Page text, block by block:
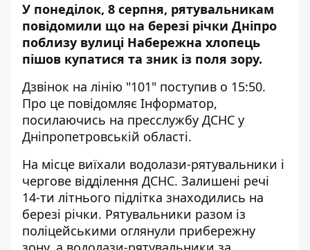
У понеділок, 8 серпня, рятувальникам
повідомили що на березі річки Дніпро
поблизу вулиці Набережна хлопець
пішов купатися та зник із поля зору.
Дзвінок на лінію "101" поступив о 15:50.
Про це повідомляє Інформатор,
посилаючись на пресслужбу ДСНС у
Дніпропетровській області.
На місце виїхали водолази-рятувальники і
чергове відділення ДСНС. Залишені речі
14-ти літнього підлітка знаходились на
березі річки. Рятувальники разом із
поліцейськими оглянули прибережну